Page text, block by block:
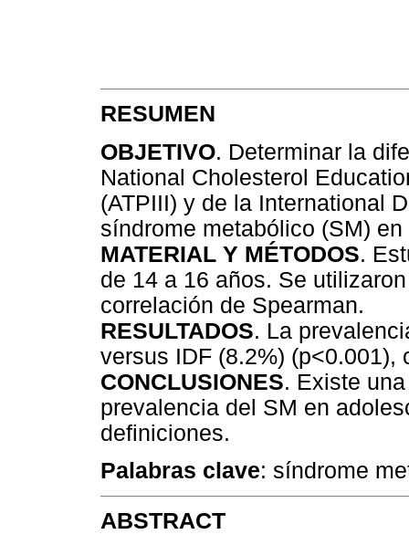
RESUMEN
OBJETIVO. Determinar la
National Cholesterol
(ATPIII) y de la International
síndrome metabólico (SM)
MATERIAL Y MÉTODOS.
de 14 a 16 años. Se
correlación de Spearman.
RESULTADOS. La
versus IDF (8.2%) (p<0.001),
CONCLUSIONES. Existe
prevalencia del SM en
definiciones.
Palabras clave: síndrome
ABSTRACT